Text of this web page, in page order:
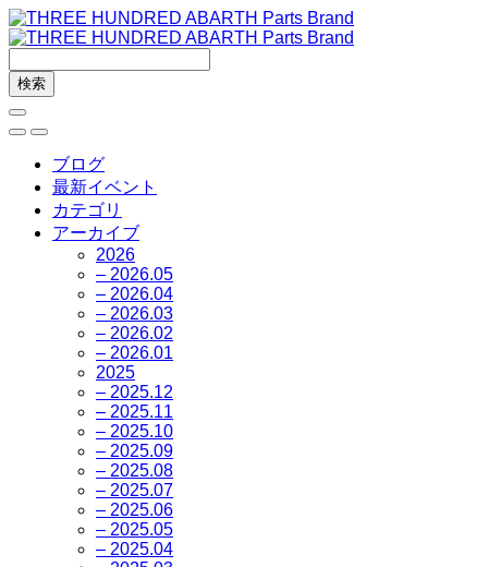
ブログ
最新イベント
カテゴリ
アーカイブ
2026
– 2026.05
– 2026.04
– 2026.03
– 2026.02
– 2026.01
2025
– 2025.12
– 2025.11
– 2025.10
– 2025.09
– 2025.08
– 2025.07
– 2025.06
– 2025.05
– 2025.04